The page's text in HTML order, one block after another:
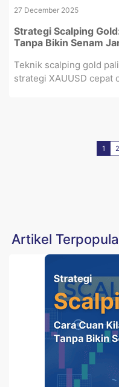
27 December 2025
Strategi Scalping
Tanpa Bikin Senam
Teknik scalping gold
strategi XAUUSD cepat
1 2
Artikel